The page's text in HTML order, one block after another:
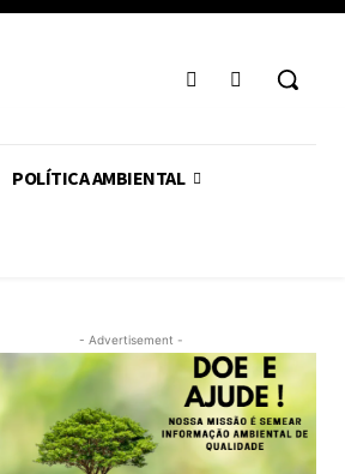
POLÍTICA AMBIENTAL
- Advertisement -